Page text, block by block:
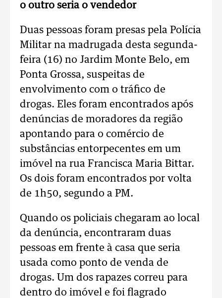
o outro seria o vendedor
Duas pessoas foram presas pela Polícia
Militar na madrugada desta segunda-
feira (16) no Jardim Monte Belo, em
Ponta Grossa, suspeitas de
envolvimento com o tráfico de
drogas. Eles foram encontrados após
denúncias de moradores da região
apontando para o comércio de
substâncias entorpecentes em um
imóvel na rua Francisca Maria Bittar.
Os dois foram encontrados por volta
de 1h50, segundo a PM.
Quando os policiais chegaram ao local
da denúncia, encontraram duas
pessoas em frente à casa que seria
usada como ponto de venda de
drogas. Um dos rapazes correu para
dentro do imóvel e foi flagrado